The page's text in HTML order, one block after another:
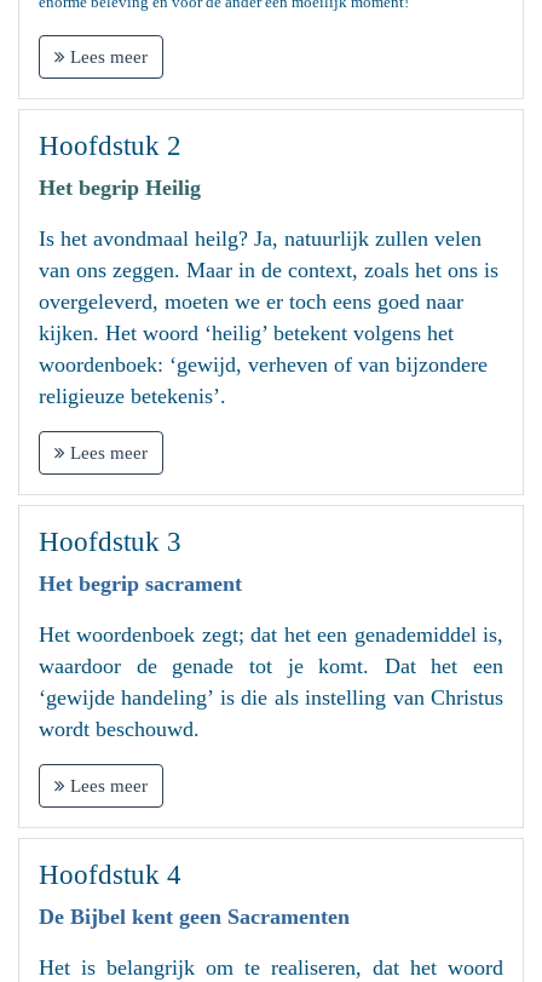
Lees meer
Hoofdstuk 2
Het begrip Heilig
Is het avondmaal heilg? Ja, natuurlijk zullen velen
van ons zeggen. Maar in de context, zoals het ons is
overgeleverd, moeten we er toch eens goed naar
kijken. Het woord ‘heilig’ betekent volgens het
woordenboek: ‘gewijd, verheven of van bijzondere
religieuze betekenis’.
Lees meer
Hoofdstuk 3
Het begrip sacrament
Het woordenboek zegt; dat het een genademiddel is,
waardoor de genade tot je komt. Dat het een
‘gewijde handeling’ is die als instelling van Christus
wordt beschouwd.
Lees meer
Hoofdstuk 4
De Bijbel kent geen Sacramenten
Het is belangrijk om te realiseren, dat het woord